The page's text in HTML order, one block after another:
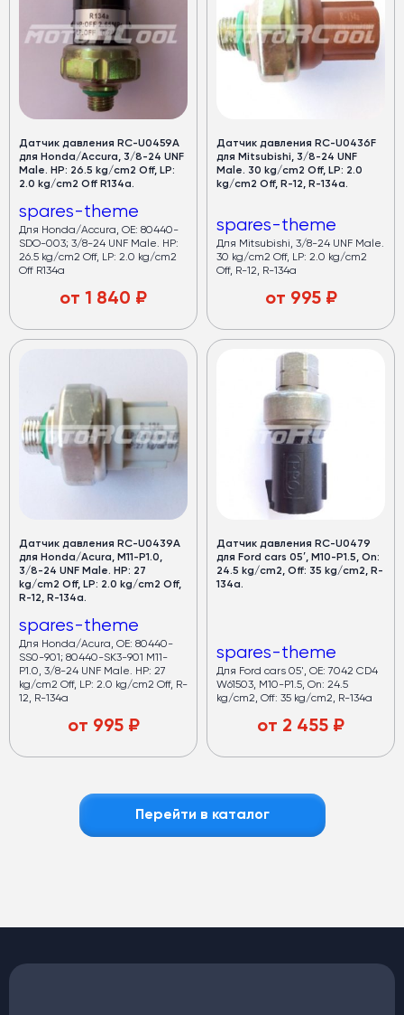
Датчик давления RC-U0459A
для Honda/Accura, 3/8-24 UNF
Male. HP: 26.5 kg/cm2 Off, LP:
2.0 kg/cm2 Off R134a.
spares-theme
Для Honda/Accura, OE: 80440-
SDO-003; 3/8-24 UNF Male. HP:
26.5 kg/cm2 Off, LP: 2.0 kg/cm2
Off R134a
от 1 840 ₽
Датчик давления RC-U0436F
для Mitsubishi, 3/8-24 UNF
Male. 30 kg/cm2 Off, LP: 2.0
kg/cm2 Off, R-12, R-134a.
spares-theme
Для Mitsubishi, 3/8-24 UNF Male.
30 kg/cm2 Off, LP: 2.0 kg/cm2
Off, R-12, R-134a
от 995₽
Датчик давления RC-U0439A
для Honda/Acura, M11-P1.0,
3/8-24 UNF Male. HP: 27
kg/cm2 Off, LP: 2.0 kg/cm2 Off,
R-12, R-134a.
spares-theme
Для Honda/Acura, OE: 80440-
SS0-901; 80440-SK3-901 M11-
P1.0, 3/8-24 UNF Male. HP: 27
kg/cm2 Off, LP: 2.0 kg/cm2 Off, R-
12, R-134a
от 995₽
Датчик давления RC-U0479
для Ford cars 05′, M10-P1.5, On:
24.5 kg/cm2, Off: 35 kg/cm2, R-
134a.
spares-theme
Для Ford cars 05', OE: 7042 CD4
W61503, M10-P1.5, On: 24.5
kg/cm2, Off: 35 kg/cm2, R-134a
от 2 455 ₽
Перейти в каталог
Хладопроизводительность —32 кВт